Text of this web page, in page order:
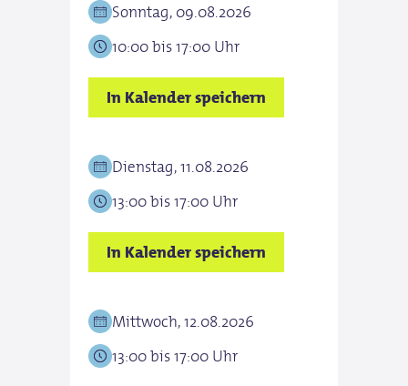
für Familien
für Individualgäste
Jahren wohnhaft außerhalb der Stadt Aachen &
Städteregion, Ehrenamtspassinhaber*innen und
Preis ermäßigt: 6,00 €
Sonntag, 09.08.2026
10:00 bis 17:00 Uhr
In Kalender speichern
Dienstag, 11.08.2026
13:00 bis 17:00 Uhr
In Kalender speichern
Mittwoch, 12.08.2026
13:00 bis 17:00 Uhr